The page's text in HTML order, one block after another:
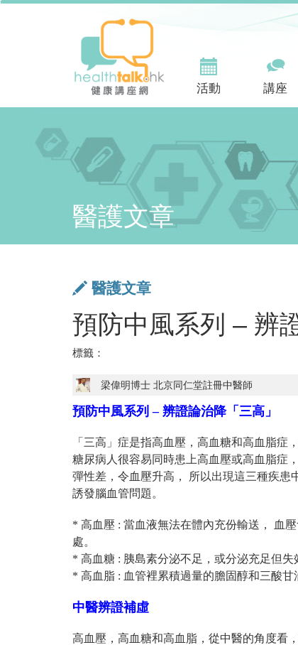
活動 講座
醫護文章
醫護文章
預防中風系列 – 辨
標籤：
梁偉明博士 北京同仁堂註冊中醫師
預防中風系列 – 辨證論治降「三高」
「三高」症是指高血壓，高血糖和高血脂症
糖尿病人很容易同時患上高血壓或高血脂症
彈性差，令血壓升高， 所以出現這三種疾患
誘發腦血管問題。
* 高血壓 : 當血液無法在體內充份輸送， 血
處。
* 高血糖 : 胰島素分泌不足，或分泌充足但失
* 高血脂 : 血管裡累積過量的膽固醇和三酸甘
中醫辨證補虛
高血壓，高血糖和高血脂，從中醫的角度看